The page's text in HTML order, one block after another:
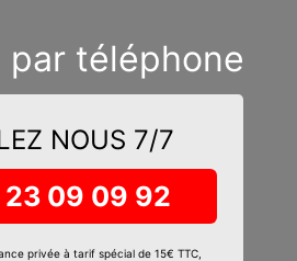
par téléphone
NOUS 7/7
09 09 92
privée à tarif spécial de 15€ TTC,